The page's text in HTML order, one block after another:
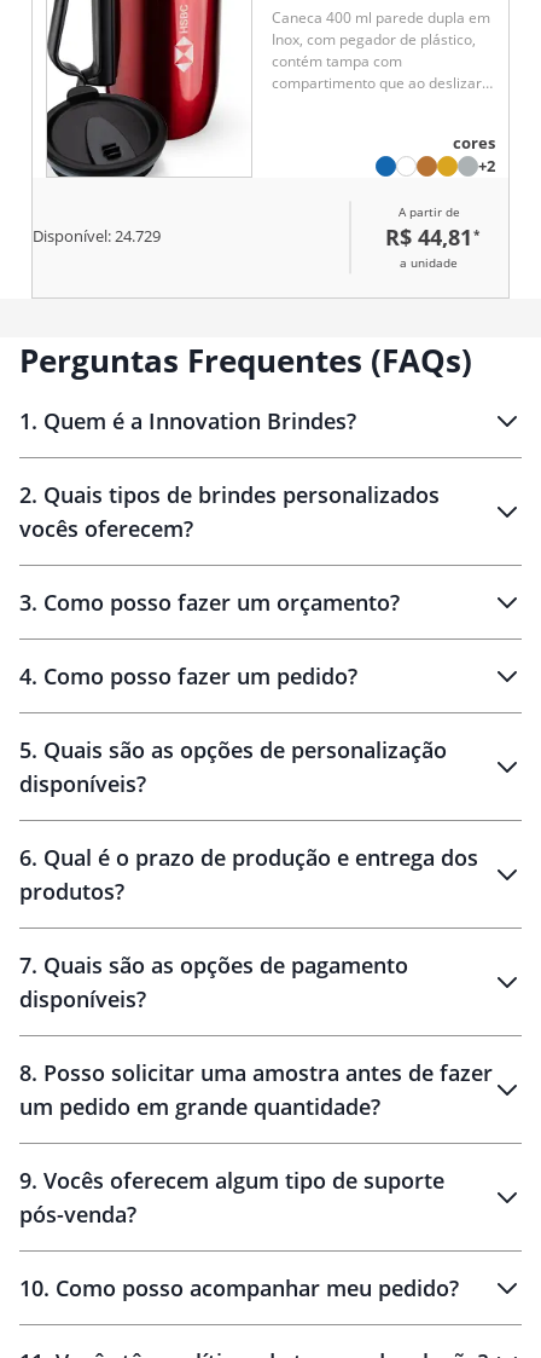
Caneca 400 ml parede dupla em
Inox, com pegador de plástico,
contém tampa com
compartimento que ao deslizar,
cores
+2
Disponível:24.729
A partir de
R$ 44,81 *
a unidade
Perguntas Frequentes (FAQs)
1. Quem é a Innovation Brindes?
Brindes personalizados
2. Quais tipos de brindes personalizados
vocês oferecem?
personalizados
3. Como posso fazer um orçamento?
brinde
personalização
4. Como posso fazer um pedido?
amostra virtual
5. Quais são as opções de personalização
disponíveis?
6. Qual é o prazo de produção e entrega dos
produtos?
10 dias
brinde
48 horas
7. Quais são as opções de pagamento
disponíveis?
8. Posso solicitar uma amostra antes de fazer
um pedido em grande quantidade?
amostras
9. Vocês oferecem algum tipo de suporte
pós-venda?
10. Como posso acompanhar meu pedido?